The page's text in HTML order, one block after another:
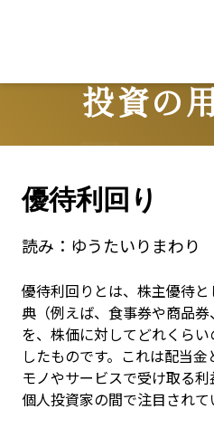
投資の
優待利回り
読み： ゆうたいりまわり
優待利回りとは、株主優待
典（例えば、食事券や商品
を、株価に対してどれくら
したものです。これは配当
モノやサービスで受け取る
個人投資家の間で注目されて